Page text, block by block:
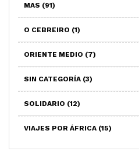
MAS (91)
O CEBREIRO (1)
ORIENTE MEDIO (7)
SIN CATEGORÍA (3)
SOLIDARIO (12)
VIAJES POR ÁFRICA (15)